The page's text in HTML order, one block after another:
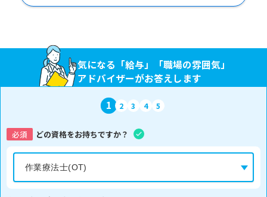
気になる「給与」「職場の雰囲気」
アドバイザーがお答えします
1 2 3 4 5
必須 どの資格をお持ちですか？